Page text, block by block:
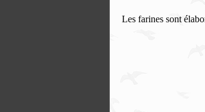
Les farines sont